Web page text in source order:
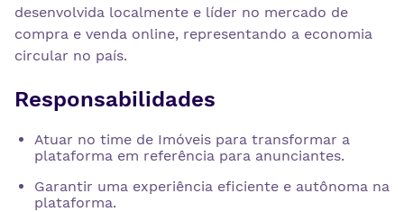
desenvolvida localmente e líder no mercado de
compra e venda online, representando a economia
circular no país.
Responsabilidades
Atuar no time de Imóveis para transformar a
plataforma em referência para anunciantes.
Garantir uma experiência eficiente e autônoma na
plataforma.